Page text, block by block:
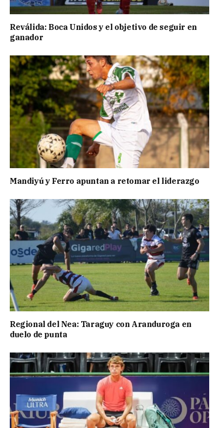
Reválida: Boca Unidos y el objetivo de seguir en
ganador
Mandiyú y Ferro apuntan a retomar el liderazgo
Regional del Nea: Taraguy con Aranduroga en
duelo de punta